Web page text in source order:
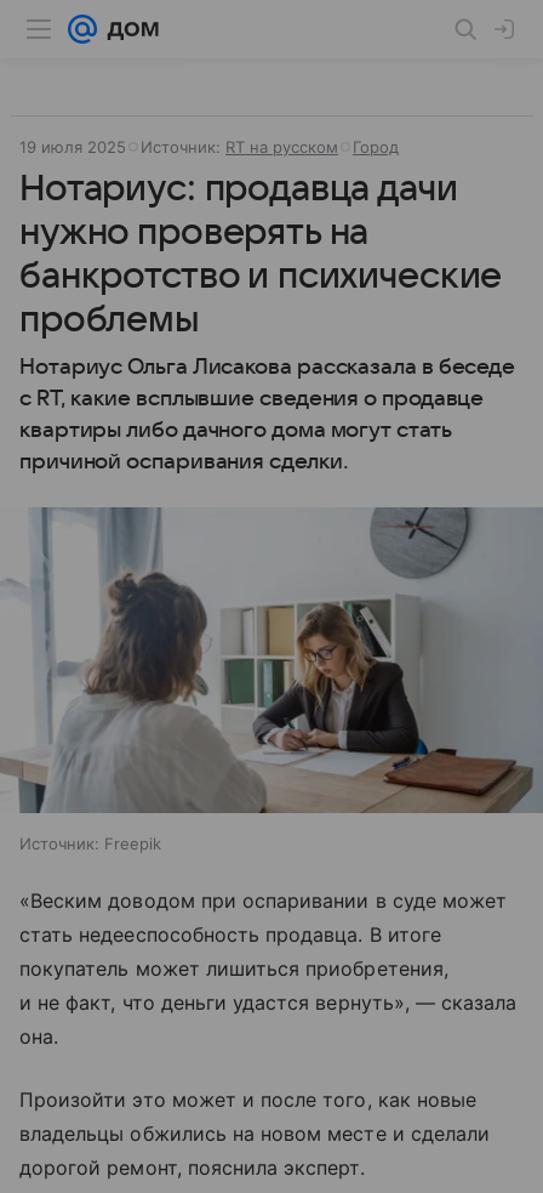
19 июля 2025 Источник: RT на русском Город
Нотариус: продавца дачи
нужно проверять на
банкротство и психические
проблемы
Нотариус Ольга Лисакова рассказала в беседе
с RT, какие всплывшие сведения о продавце
квартиры либо дачного дома могут стать
причиной оспаривания сделки.
Источник: Freepik
«Веским доводом при оспаривании в суде может
стать недееспособность продавца. В итоге
покупатель может лишиться приобретения,
и не факт, что деньги удастся вернуть», — сказала
она.
Произойти это может и после того, как новые
владельцы обжились на новом месте и сделали
дорогой ремонт, пояснила эксперт.